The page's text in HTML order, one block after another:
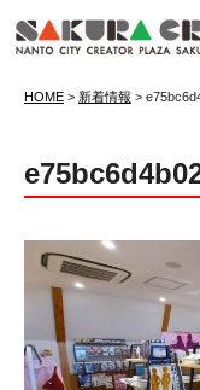
HOME > 新着情報 >